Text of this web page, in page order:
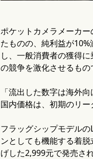
ポケットカメラメーカ
たものの、純利益が
し、一般消費者の獲得
の競争を激化させるもの
「流出した数字は海外
国内価格は、初期のリ
フラッグシップモデル
ンとしても機能する着
げした2,999元で発売さ